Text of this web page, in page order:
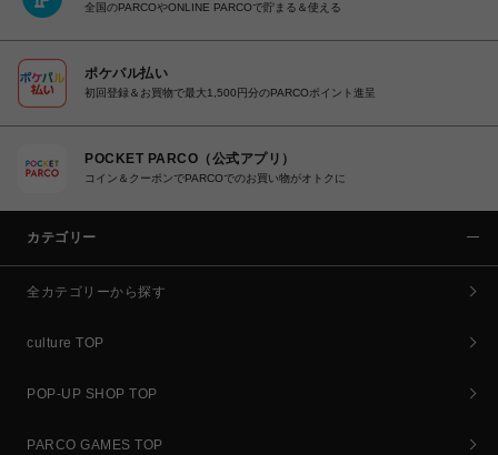
全国のPARCOやONLINE PARCOで貯まる＆使える
ポケパル払い
初回登録＆お買物で最大1,500円分のPARCOポイント進呈
POCKET PARCO（公式アプリ）
コイン＆クーポンでPARCOでのお買い物がオトクに
カテゴリー
全カテゴリーから探す
culture TOP
POP-UP SHOP TOP
PARCO GAMES TOP